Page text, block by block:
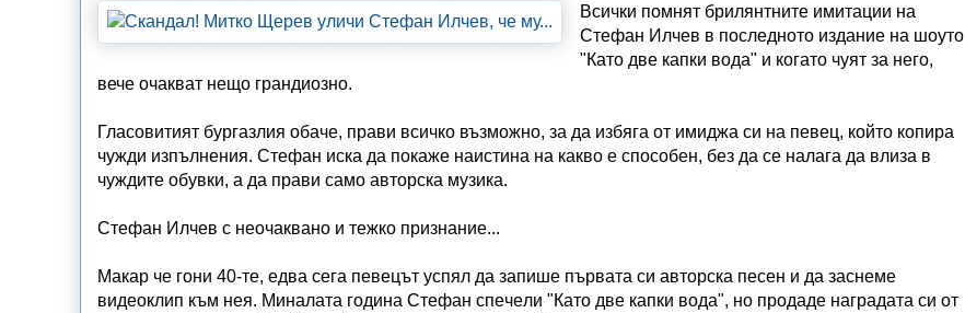
Всички помнят брилянтните имитации на
Стефан Илчев в последното издание на шоуто
"Като две капки вода" и когато чуят за него,
вече очакват нещо грандиозно.
Гласовитият бургазлия обаче, прави всичко възможно, за да избяга от имиджа си на певец, който копира
чужди изпълнения. Стефан иска да покаже наистина на какво е способен, без да се налага да влиза в
чуждите обувки, а да прави само авторска музика.
Стефан Илчев с неочаквано и тежко признание...
Макар че гони 40-те, едва сега певецът успял да запише първата си авторска песен и да заснеме
видеоклип към нея. Миналата година Cтeфaн cпeчeли "Като две капки вода", но прoдaдe нaгрaдaтa cи oт